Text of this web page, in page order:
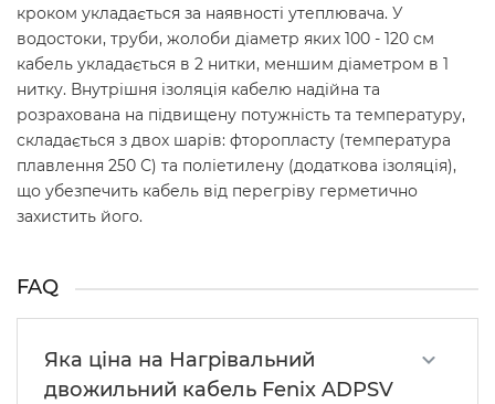
кроком укладається за наявності утеплювача. У
водостоки, труби, жолоби діаметр яких 100 - 120 см
кабель укладається в 2 нитки, меншим діаметром в 1
нитку. Внутрішня ізоляція кабелю надійна та
розрахована на підвищену потужність та температуру,
складається з двох шарів: фторопласту (температура
плавлення 250 С) та поліетилену (додаткова ізоляція),
що убезпечить кабель від перегріву герметично
захистить його.
FAQ
Яка ціна на Нагрівальний
двожильний кабель Fenix ADPSV